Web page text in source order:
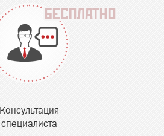
Консультация
специалиста